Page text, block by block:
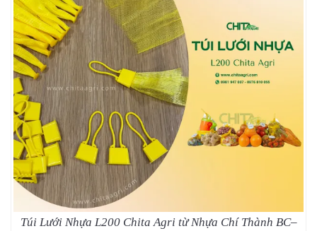
Túi Lưới Nhựa L200 Chita Agri từ Nhựa Chí Thành BC–